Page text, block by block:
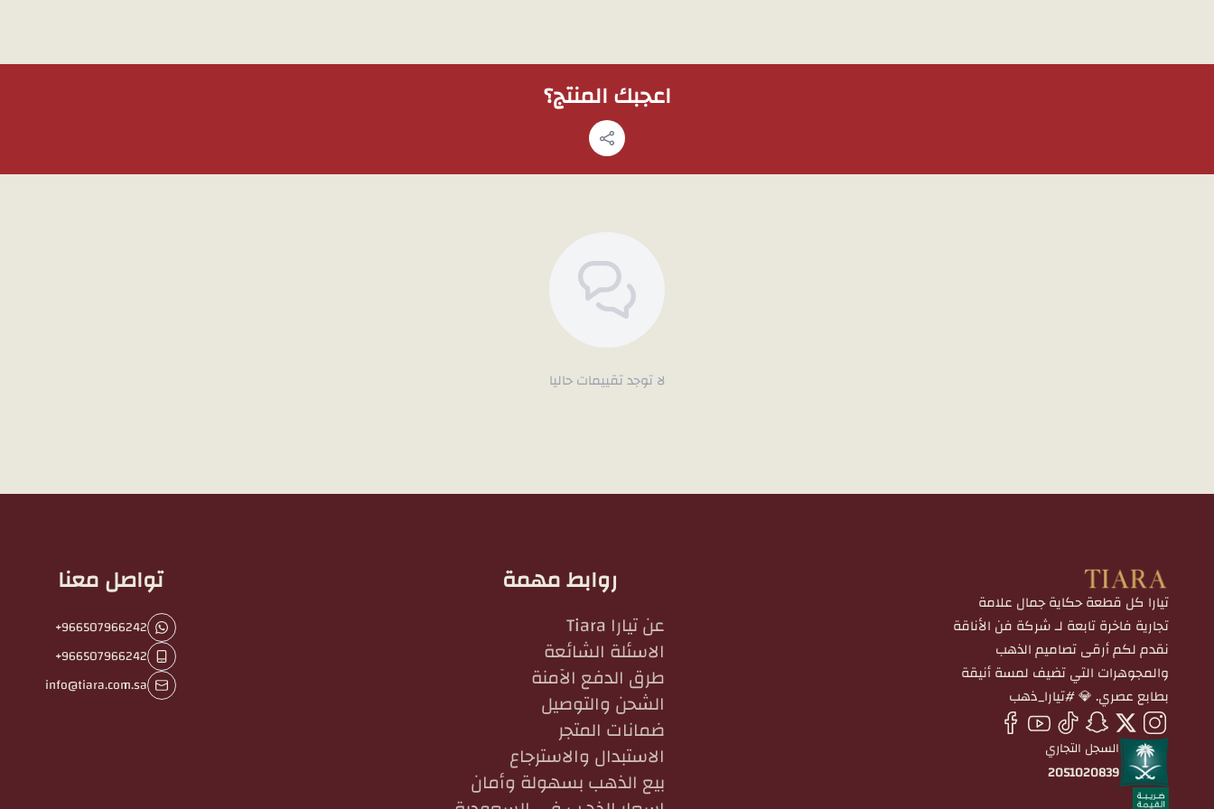
اعجبك المنتج؟
لا توجد تقييمات حاليا
تيارا كل قطعة حكاية جمال علامة
تجارية فاخرة تابعة لـ شركة فن الأناقة
نقدم لكم أرقى تصاميم الذهب
والمجوهرات التي تضيف لمسة أنيقة
بطابع عصري. 💎 #تيارا_ذهب
السجل التجاري
2051020839
روابط مهمة
عن تيارا Tiara
الاسئلة الشائعة
طرق الدفع الآمنة
الشحن والتوصيل
ضمانات المتجر
الاستبدال والاسترجاع
بيع الذهب بسهولة وأمان
تواصل معنا
+966507966242
+966507966242
info@tiara.com.sa